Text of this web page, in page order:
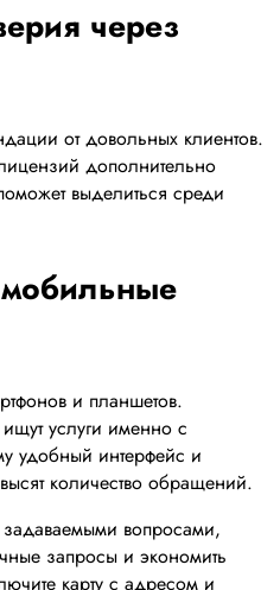
через
от довольных клиентов.
дополнительно
выделиться среди
и планшетов.
услуги именно с
удобный интерфейс и
количество обращений.
вопросами,
запросы и экономить
карту с адресом и